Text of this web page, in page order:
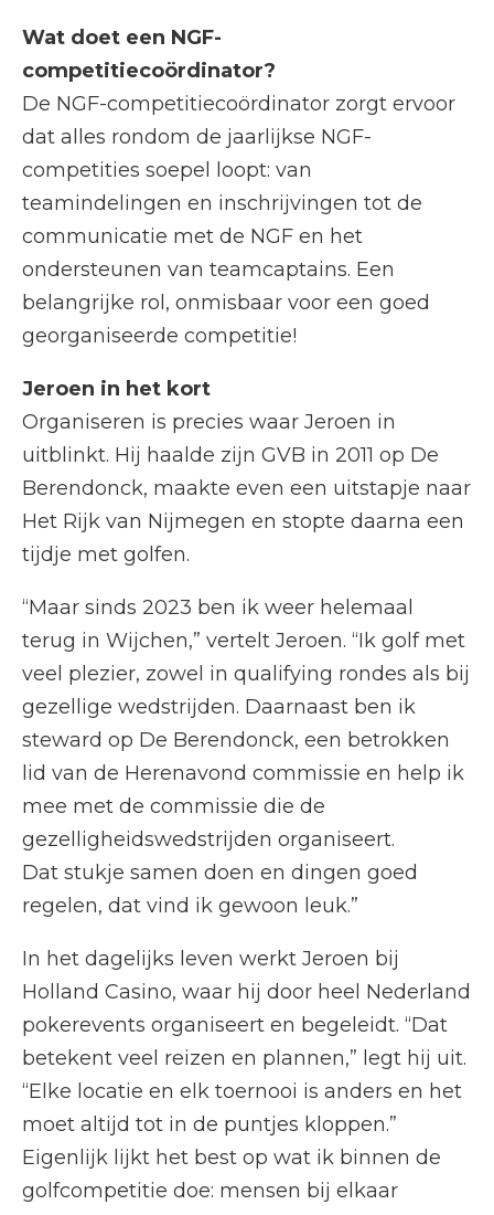
Wat doet een NGF-
competitiecoördinator?
De NGF-competitiecoördinator zorgt ervoor
dat alles rondom de jaarlijkse NGF-
competities soepel loopt: van
teamindelingen en inschrijvingen tot de
communicatie met de NGF en het
ondersteunen van teamcaptains. Een
belangrijke rol, onmisbaar voor een goed
georganiseerde competitie!
Jeroen in het kort
Organiseren is precies waar Jeroen in
uitblinkt. Hij haalde zijn GVB in 2011 op De
Berendonck, maakte even een uitstapje naar
Het Rijk van Nijmegen en stopte daarna een
tijdje met golfen.
“Maar sinds 2023 ben ik weer helemaal
terug in Wijchen,” vertelt Jeroen. “Ik golf met
veel plezier, zowel in qualifying rondes als bij
gezellige wedstrijden. Daarnaast ben ik
steward op De Berendonck, een betrokken
lid van de Herenavond commissie en help ik
mee met de commissie die de
gezelligheidswedstrijden organiseert.
Dat stukje samen doen en dingen goed
regelen, dat vind ik gewoon leuk.”
In het dagelijks leven werkt Jeroen bij
Holland Casino, waar hij door heel Nederland
pokerevents organiseert en begeleidt. “Dat
betekent veel reizen en plannen,” legt hij uit.
“Elke locatie en elk toernooi is anders en het
moet altijd tot in de puntjes kloppen.”
Eigenlijk lijkt het best op wat ik binnen de
golfcompetitie doe: mensen bij elkaar